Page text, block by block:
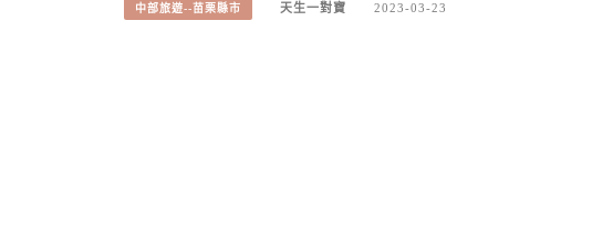
中部旅遊--苗栗縣市 天生一對寶 2023-03-23